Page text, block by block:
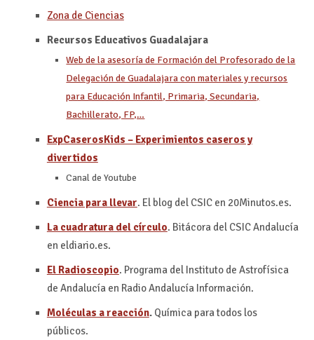
Zona de Ciencias
Recursos Educativos Guadalajara
Web de la asesoría de Formación del Profesorado de la
Delegación de Guadalajara con materiales y recursos
para Educación Infantil, Primaria, Secundaria,
Bachillerato, FP,…
ExpCaserosKids – Experimientos caseros y
divertidos
Canal de Youtube
Ciencia para llevar. El blog del CSIC en 20Minutos.es.
La cuadratura del círculo. Bitácora del CSIC Andalucía
en eldiario.es.
El Radioscopio. Programa del Instituto de Astrofísica
de Andalucía en Radio Andalucía Información.
Moléculas a reacción. Química para todos los
públicos.